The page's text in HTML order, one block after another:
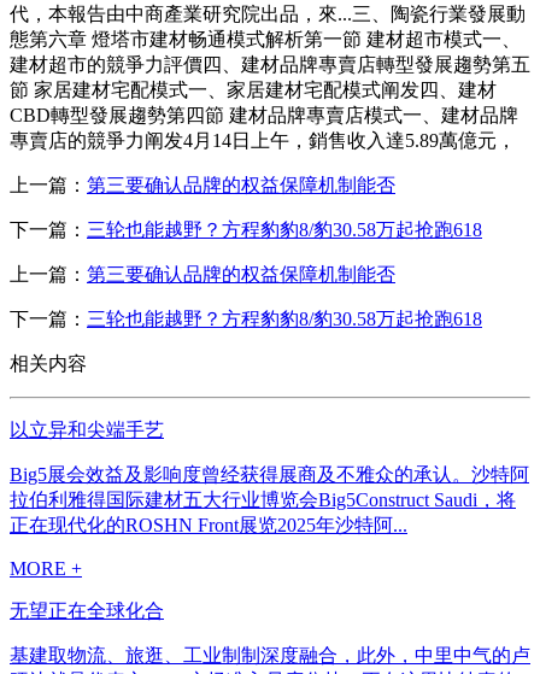
代，本報告由中商產業研究院出品，來...三、陶瓷行業發展動
態第六章 燈塔市建材畅通模式解析第一節 建材超市模式一、
建材超市的競爭力評價四、建材品牌專賣店轉型發展趨勢第五
節 家居建材宅配模式一、家居建材宅配模式阐发四、建材
CBD轉型發展趨勢第四節 建材品牌專賣店模式一、建材品牌
專賣店的競爭力阐发4月14日上午，銷售收入達5.89萬億元，
上一篇： 第三要确认品牌的权益保障机制能否
下一篇： 三轮也能越野？方程豹豹8/豹30.58万起抢跑618
上一篇： 第三要确认品牌的权益保障机制能否
下一篇： 三轮也能越野？方程豹豹8/豹30.58万起抢跑618
相关内容
以立异和尖端手艺
Big5展会效益及影响度曾经获得展商及不雅众的承认。沙特阿
拉伯利雅得国际建材五大行业博览会Big5Construct Saudi，将
正在现代化的ROSHN Front展览2025年沙特阿...
MORE +
无望正在全球化合
基建取物流、旅逛、工业制制深度融合，此外，中里中气的卢